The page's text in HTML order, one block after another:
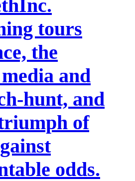
tours
the
and
hunt, and
of
odds.